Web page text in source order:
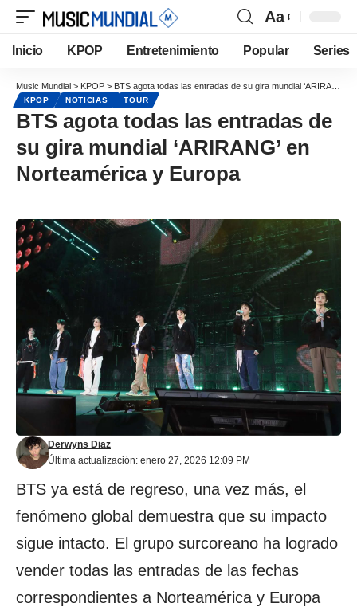
Aa
Inicio KPOP Entretenimiento Popular Series
Music Mundial > KPOP > BTS agota todas las entradas de su gira mundial ‘ARIRANG’ en Norteamérica y Europa
KPOP NOTICIAS TOUR
BTS agota todas las entradas de
su gira mundial ‘ARIRANG’ en
Norteamérica y Europa
Última actualización: enero 27, 2026 12:09 PM
Derwyns Diaz
BTS ya está de regreso, una vez más, el
fenómeno global demuestra que su impacto
sigue intacto. El grupo surcoreano ha logrado
vender todas las entradas de las fechas
correspondientes a Norteamérica y Europa